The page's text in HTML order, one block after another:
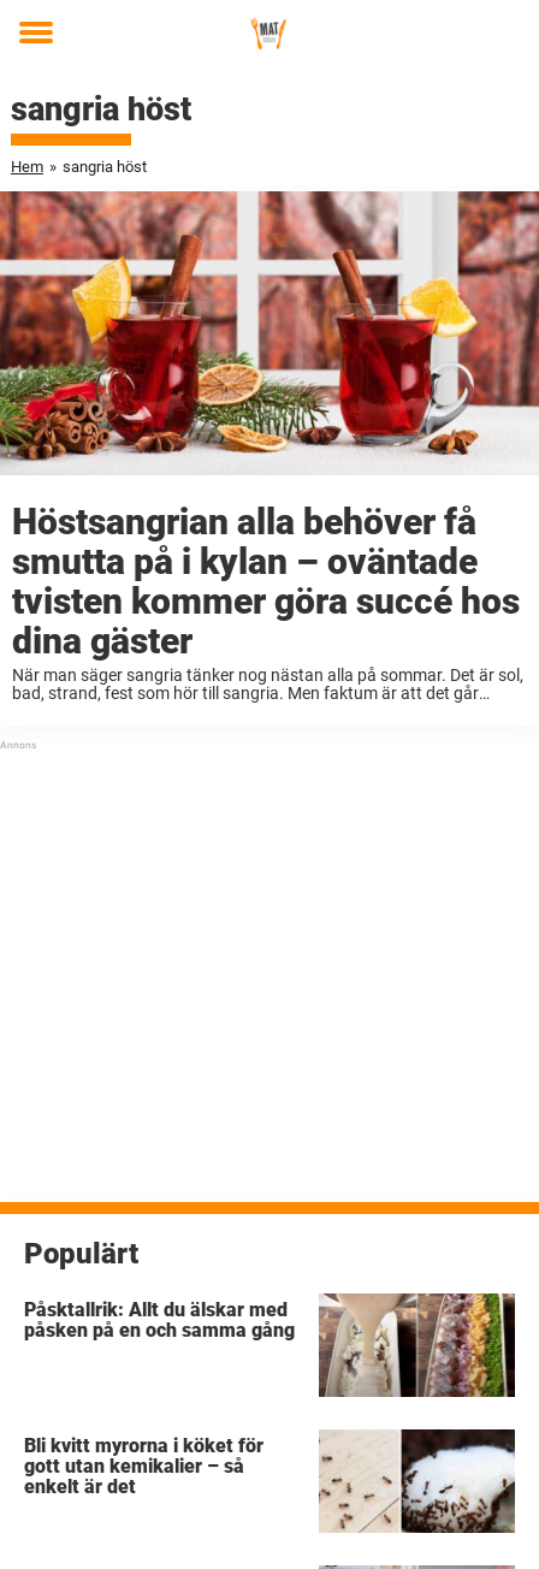
Toggle
sangria höst
Hem » sangria höst
Höstsangrian alla behöver få
smutta på i kylan – oväntade
tvisten kommer göra succé hos
dina gäster
När man säger sangria tänker nog nästan alla på sommar. Det är sol,
bad, strand, fest som hör till sangria. Men faktum är att det går
Populärt
Påsktallrik: Allt du älskar med
påsken på en och samma gång
Bli kvitt myrorna i köket för
gott utan kemikalier – så
enkelt är det